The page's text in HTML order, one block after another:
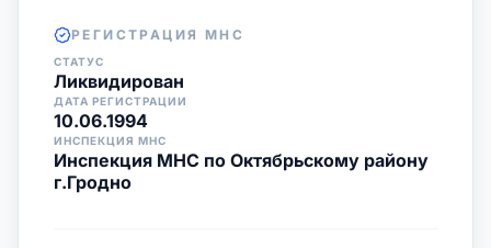
РЕГИСТРАЦИЯ МНС
СТАТУС
Ликвидирован
ДАТА РЕГИСТРАЦИИ
10.06.1994
ИНСПЕКЦИЯ МНС
Инспекция МНС по Октябрьскому району
г.Гродно